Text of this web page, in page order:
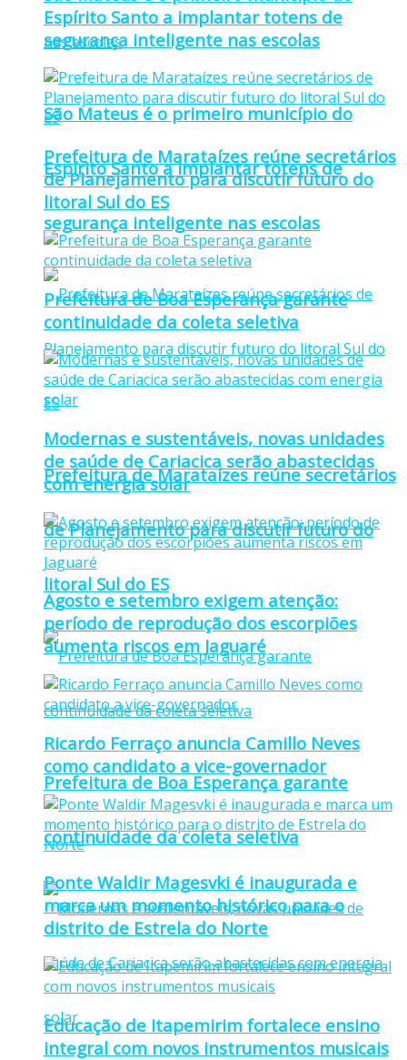
São Mateus é o primeiro município do
Espírito Santo a implantar totens de
segurança inteligente nas escolas
Prefeitura de Marataízes reúne secretários
de Planejamento para discutir futuro do
litoral Sul do ES
Prefeitura de Boa Esperança garante
continuidade da coleta seletiva
Espírito Santo a implantar totens de
segurança inteligente nas escolas
Prefeitura de Marataízes reúne secretários
de Planejamento para discutir futuro do
litoral Sul do ES
Prefeitura de Boa Esperança garante
continuidade da coleta seletiva
Modernas e sustentáveis, novas unidades
de saúde de Cariacica serão abastecidas
com energia solar
Agosto e setembro exigem atenção:
período de reprodução dos escorpiões
aumenta riscos em Jaguaré
Ricardo Ferraço anuncia Camillo Neves
como candidato a vice-governador
Ponte Waldir Magesvki é inaugurada e
marca um momento histórico para o
distrito de Estrela do Norte
Educação de Itapemirim fortalece ensino
integral com novos instrumentos musicais